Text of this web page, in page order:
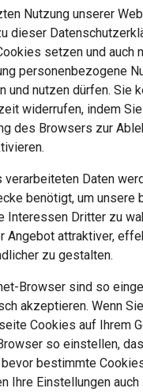
Nutzung unserer
dieser
setzen und auch
personenbezogene
und nutzen dürfen. Sie
widerrufen, indem
des Browsers zur
verarbeiteten Daten
benötigt, um unsere
Interessen Dritter zu
Angebot attraktiver,
zu gestalten.
Browser sind so
akzeptieren. Wenn
Cookies auf Ihrem
so einstellen,
bevor bestimmte
Ihre Einstellungen